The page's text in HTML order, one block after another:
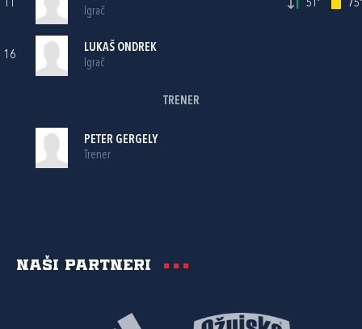
11
Igrač
51' 75'
16
LUKAŠ ONDREK
Igrač
TRENER
PETER GERGELY
Trener
Naši partneri